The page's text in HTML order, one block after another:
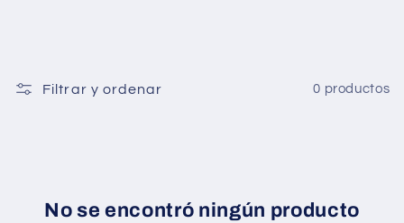
c
Filtrar y ordenar 0 productos
No se encontró ningún producto